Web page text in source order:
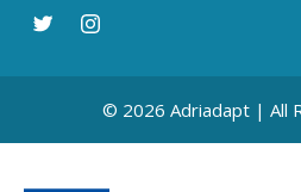
© 2026 Adriadapt | All